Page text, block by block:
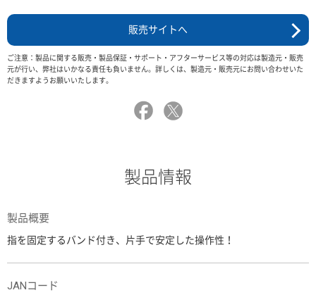
販売サイトへ
ご注意：製品に関する販売・製品保証・サポート・アフターサービス等の対応は製造元・販売
元が行い、弊社はいかなる責任も負いません。詳しくは、製造元・販売元にお問い合わせいた
だきますようお願いいたします。
製品情報
製品概要
指を固定するバンド付き、片手で安定した操作性！
JANコード